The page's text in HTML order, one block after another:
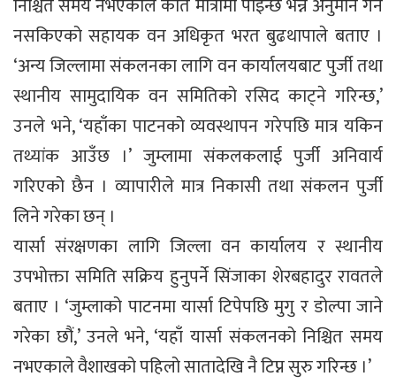
निश्चित समय नभएकाले कति मात्रामा पाइन्छ भन्ने अनुमान गर्न
नसकिएको सहायक वन अधिकृत भरत बुढथापाले बताए ।
‘अन्य जिल्लामा संकलनका लागि वन कार्यालयबाट पुर्जी तथा
स्थानीय सामुदायिक वन समितिको रसिद काट्ने गरिन्छ,’
उनले भने, ‘यहाँका पाटनको व्यवस्थापन गरेपछि मात्र यकिन
तथ्यांक आउँछ ।’ जुम्लामा संकलकलाई पुर्जी अनिवार्य
गरिएको छैन । व्यापारीले मात्र निकासी तथा संकलन पुर्जी
लिने गरेका छन् ।
यार्सा संरक्षणका लागि जिल्ला वन कार्यालय र स्थानीय
उपभोक्ता समिति सक्रिय हुनुपर्ने सिंजाका शेरबहादुर रावतले
बताए । ‘जुम्लाको पाटनमा यार्सा टिपेपछि मुगु र डोल्पा जाने
गरेका छौं,’ उनले भने, ‘यहाँ यार्सा संकलनको निश्चित समय
नभएकाले वैशाखको पहिलो सातादेखि नै टिप्न सुरु गरिन्छ ।’